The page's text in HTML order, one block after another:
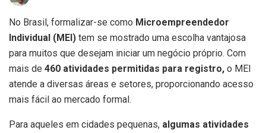
No Brasil, formalizar-se como Microempreendedor
Individual (MEI) tem se mostrado uma escolha vantajosa
para muitos que desejam iniciar um negócio próprio. Com
mais de 460 atividades permitidas para registro, o MEI
atende a diversas áreas e setores, proporcionando acesso
mais fácil ao mercado formal.
Para aqueles em cidades pequenas, algumas atividades